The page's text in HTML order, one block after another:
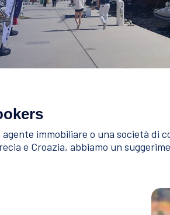
immobiliare o una società
e Croazia, abbiamo un